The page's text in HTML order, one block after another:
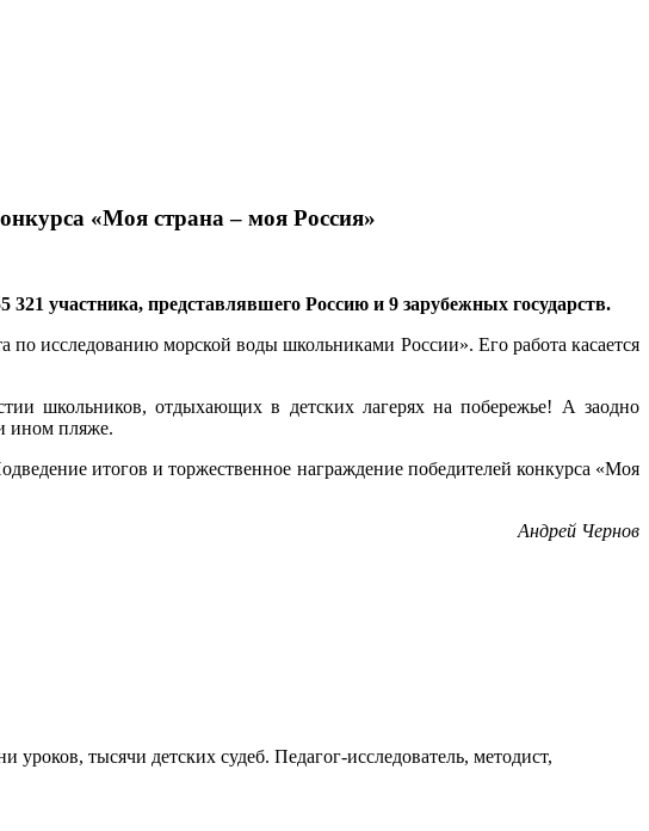
«Моя страна – моя Россия»
участника, представлявшего Россию и 9 зарубежных государств.
исследованию морской воды школьниками России». Его работа касается
школьников, отдыхающих в детских лагерях на побережье! А заодно
ином пляже.
итогов и торжественное награждение победителей конкурса «Моя
Андрей Чернов
тысячи детских судеб. Педагог-исследователь, методист,